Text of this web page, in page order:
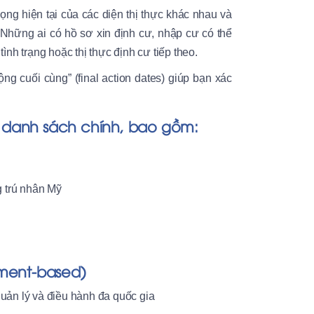
hiện tại của các diện thị thực khác nhau và
ai có hồ sơ xin định cư, nhập cư có thể
trạng hoặc thị thực định cư tiếp theo.
cuối cùng” (final action dates) giúp bạn xác
sách chính, bao gồm:
trú nhân Mỹ
based)
lý và điều hành đa quốc gia